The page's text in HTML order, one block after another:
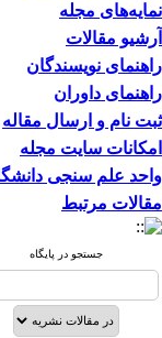
نمایه‌های مجله
آرشیو مقالات
راهنمای نویسندگان
راهنمای داوران
ثبت نام و ارسال مقاله
امکانات سایت مجله
واحد علم سنجی
مقالات مرتبط
جستجو در پایگاه